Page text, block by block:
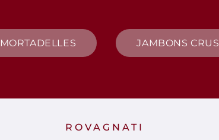
MORTADELLES JAMBONS CRUS
ROVAGNATI